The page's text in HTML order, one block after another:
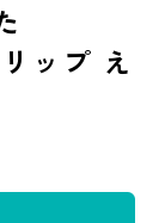
ップ え